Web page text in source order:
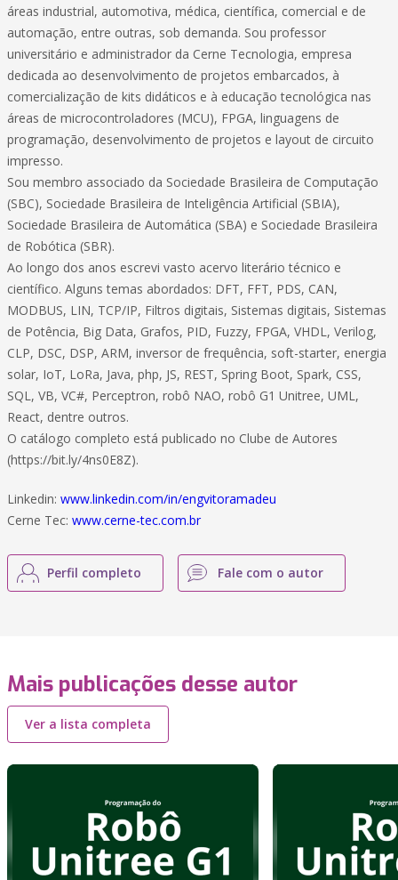
áreas industrial, automotiva, médica, científica, comercial e de
automação, entre outras, sob demanda. Sou professor
universitário e administrador da Cerne Tecnologia, empresa
dedicada ao desenvolvimento de projetos embarcados, à
comercialização de kits didáticos e à educação tecnológica nas
áreas de microcontroladores (MCU), FPGA, linguagens de
programação, desenvolvimento de projetos e layout de circuito
impresso.
Sou membro associado da Sociedade Brasileira de Computação
(SBC), Sociedade Brasileira de Inteligência Artificial (SBIA),
Sociedade Brasileira de Automática (SBA) e Sociedade Brasileira
de Robótica (SBR).
Ao longo dos anos escrevi vasto acervo literário técnico e
científico. Alguns temas abordados: DFT, FFT, PDS, CAN,
MODBUS, LIN, TCP/IP, Filtros digitais, Sistemas digitais, Sistemas
de Potência, Big Data, Grafos, PID, Fuzzy, FPGA, VHDL, Verilog,
CLP, DSC, DSP, ARM, inversor de frequência, soft-starter, energia
solar, IoT, LoRa, Java, php, JS, REST, Spring Boot, Spark, CSS,
SQL, VB, VC#, Perceptron, robô NAO, robô G1 Unitree, UML,
React, dentre outros.
O catálogo completo está publicado no Clube de Autores
(https://bit.ly/4ns0E8Z).
Linkedin: www.linkedin.com/in/engvitoramadeu
Cerne Tec: www.cerne-tec.com.br
Perfil completo Fale com o autor
Mais publicações desse autor
Ver a lista completa